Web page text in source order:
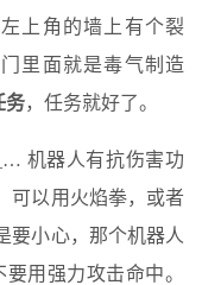
上角的墙上有个裂
里面就是毒气制造
务，任务就好了。
机器人有抗伤害功
可以用火焰拳，或者
要小心，那个机器人
用强力攻击命中。